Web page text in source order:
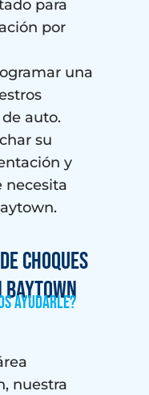
para
por
una
auto.
su
y
necesita
choques
ayudarle?
nuestra